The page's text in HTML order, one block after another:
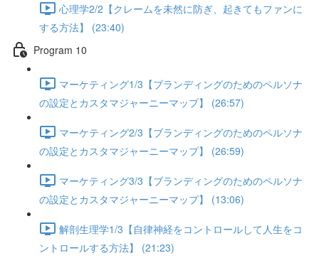
心理学2/2【クレームを未然に防ぎ、起きてもファンに
する方法】 (23:40)
Program 10
マーケティング1/3【ブランディングのためのペルソナ
の設定とカスタマジャーニーマップ】 (26:57)
マーケティング2/3【ブランディングのためのペルソナ
の設定とカスタマジャーニーマップ】 (26:59)
マーケティング3/3【ブランディングのためのペルソナ
の設定とカスタマジャーニーマップ】 (13:06)
解剖生理学1/3【自律神経をコントロールして人生をコ
ントロールする方法】 (21:23)